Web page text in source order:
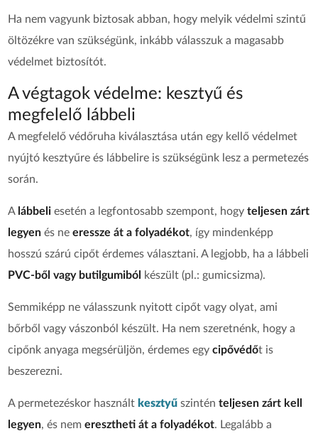
Ha nem vagyunk biztosak abban, hogy melyik védelmi szintű
öltözékre van szükségünk, inkább válasszuk a magasabb
védelmet biztosítót.
A végtagok védelme: kesztyű és
megfelelő lábbeli
A megfelelő védőruha kiválasztása után egy kellő védelmet
nyújtó kesztyűre és lábbelire is szükségünk lesz a permetezés
során.
A lábbeli esetén a legfontosabb szempont, hogyteljesen zárt
legyenés ne eressze át a folyadékot, így mindenképp
hosszú szárú cipőt érdemes választani. A legjobb, ha a lábbeli
PVC-ből vagy butilgumiból
készült (pl.: gumicsizma).
Semmiképp ne válasszunk nyitott cipőt vagy olyat, ami
bőrből vagy vászonból készült. Ha nem szeretnénk, hogy a
cipőnk anyaga megsérüljön, érdemes egycipővédőt is
beszerezni.
A permetezéskor használt kesztyű szinténteljesen zárt kell
legyen, és nemeresztheti át a folyadékot. Legalább a